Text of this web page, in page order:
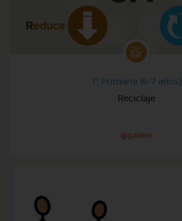
1º Primaria (6-7 años)
Reciclaje
@galiest